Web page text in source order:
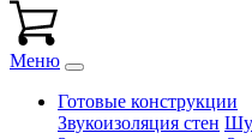
Меню
Готовые конструкции
Звукоизоляция стен